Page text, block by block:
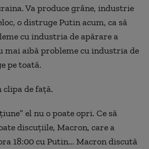
Va produce grâne, industrie
o distruge Putin acum, ca să
cu industria de apărare a
mai aibă probleme cu industria de
pe toată.
clipa de față.
el nu o poate opri. Ce să
discuțiile, Macron, care a
18:00 cu Putin... Macron discută